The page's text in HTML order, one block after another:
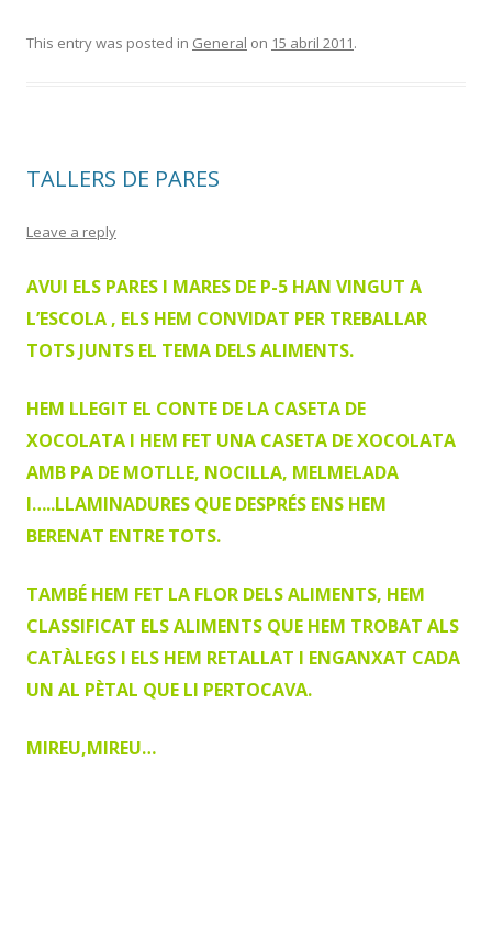
This entry was posted in General on 15 abril 2011.
TALLERS DE PARES
Leave a reply
AVUI ELS PARES I MARES DE P-5 HAN VINGUT A
L’ESCOLA , ELS HEM CONVIDAT PER TREBALLAR
TOTS JUNTS EL TEMA DELS ALIMENTS.
HEM LLEGIT EL CONTE DE LA CASETA DE
XOCOLATA I HEM FET UNA CASETA DE XOCOLATA
AMB PA DE MOTLLE, NOCILLA, MELMELADA
I…..LLAMINADURES QUE DESPRÉS ENS HEM
BERENAT ENTRE TOTS.
TAMBÉ HEM FET LA FLOR DELS ALIMENTS, HEM
CLASSIFICAT ELS ALIMENTS QUE HEM TROBAT ALS
CATÀLEGS I ELS HEM RETALLAT I ENGANXAT CADA
UN AL PÈTAL QUE LI PERTOCAVA.
MIREU,MIREU…